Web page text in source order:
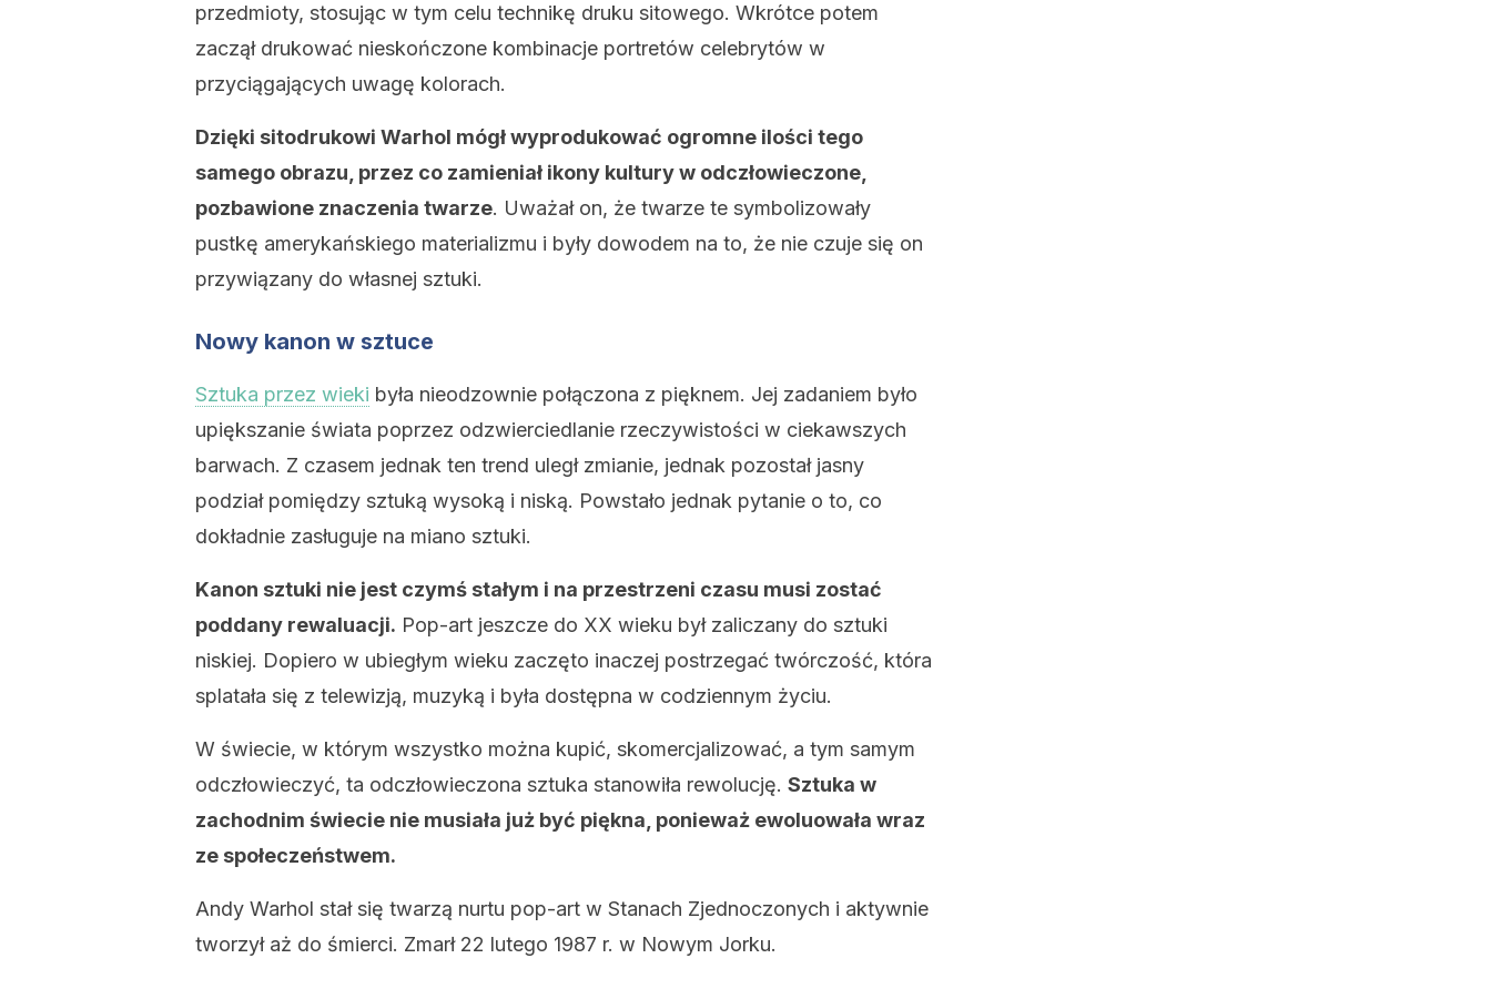
przedmioty, stosując w tym celu technikę druku sitowego. Wkrótce potem
zaczął drukować nieskończone kombinacje portretów celebrytów w
przyciągających uwagę kolorach.
Dzięki sitodrukowi Warhol mógł wyprodukować ogromne ilości tego
samego obrazu, przez co zamieniał ikony kultury w odczłowieczone,
pozbawione znaczenia twarze. Uważał on, że twarze te symbolizowały
pustkę amerykańskiego materializmu i były dowodem na to, że nie czuje się on
przywiązany do własnej sztuki.
Nowy kanon w sztuce
Sztuka przez wieki była nieodzownie połączona z pięknem. Jej zadaniem było
upiększanie świata poprzez odzwierciedlanie rzeczywistości w ciekawszych
barwach. Z czasem jednak ten trend uległ zmianie, jednak pozostał jasny
podział pomiędzy sztuką wysoką i niską. Powstało jednak pytanie o to, co
dokładnie zasługuje na miano sztuki.
Kanon sztuki nie jest czymś stałym i na przestrzeni czasu musi zostać
poddany rewaluacji. Pop-art jeszcze do XX wieku był zaliczany do sztuki
niskiej. Dopiero w ubiegłym wieku zaczęto inaczej postrzegać twórczość, która
splatała się z telewizją, muzyką i była dostępna w codziennym życiu.
W świecie, w którym wszystko można kupić, skomercjalizować, a tym samym
odczłowieczyć, ta odczłowieczona sztuka stanowiła rewolucję. Sztuka w
zachodnim świecie nie musiała już być piękna, ponieważ ewoluowała wraz
ze społeczeństwem.
Andy Warhol stał się twarzą nurtu pop-art w Stanach Zjednoczonych i aktywnie
tworzył aż do śmierci. Zmarł 22 lutego 1987 r. w Nowym Jorku.